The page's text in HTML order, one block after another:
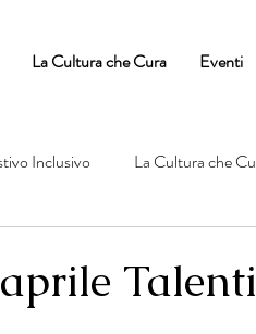
La Cultura che Cura Eventi
Inclusivo La Cultura che